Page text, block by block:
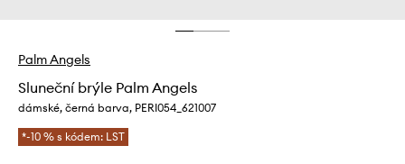
Palm Angels
Sluneční brýle Palm Angels
dámské, černá barva, PERI054_621007
*-10 % s kódem: LST